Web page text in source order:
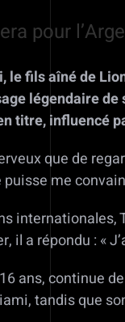
pour
le fils aîné de
légendaire
titre, influencé
que de
puisse me
internationales,
il a répondu : «
ans, continue
tandis que